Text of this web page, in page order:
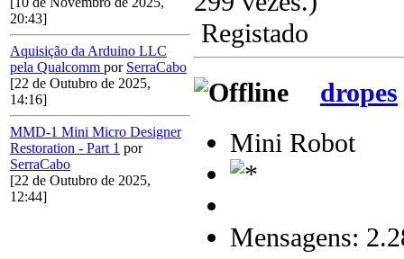
20:43]
Aquisição da Arduino LLC
pela Qualcomm por SerraCabo
[22 de Outubro de 2025,
14:16]
MMD-1 Mini Micro Designer
Restoration - Part 1 por
SerraCabo
[22 de Outubro de 2025,
12:44]
Registado
dropes
Mini Robot
Mensagens: